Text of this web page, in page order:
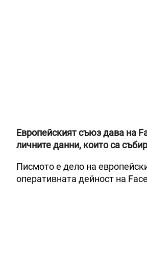
Европейският съюз дава на
личните данни, които са
Писмото е дело на
оперативната дейност на